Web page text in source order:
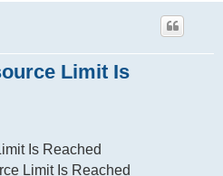
Limit Is
Is Reached
Limit Is Reached